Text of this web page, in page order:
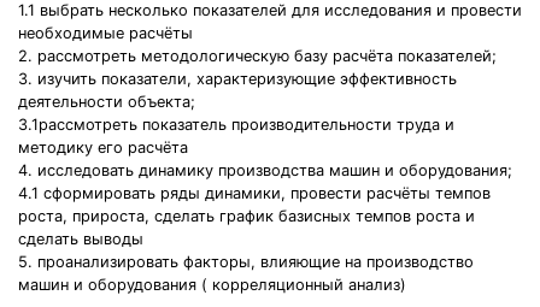
1.1 выбрать несколько показателей для исследования и провести
необходимые расчёты
2. рассмотреть методологическую базу расчёта показателей;
3. изучить показатели, характеризующие эффективность
деятельности объекта;
3.1рассмотреть показатель производительности труда и
методику его расчёта
4. исследовать динамику производства машин и оборудования;
4.1 сформировать ряды динамики, провести расчёты темпов
роста, прироста, сделать график базисных темпов роста и
сделать выводы
5. проанализировать факторы, влияющие на производство
машин и оборудования ( корреляционный анализ)